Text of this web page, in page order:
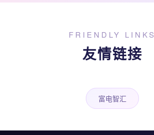
FRIENDLY LINKS
友情链接
富电智汇